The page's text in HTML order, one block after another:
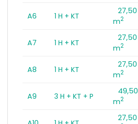
A6 1 H + KT
27,50
m2
A7 1 H + KT
27,50
m2
A8 1 H + KT
27,50
m2
A9 3 H + KT + P
49,50
m2
27,50